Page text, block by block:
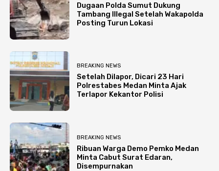
Dugaan Polda Sumut Dukung
Tambang Illegal Setelah Wakapolda
Posting Turun Lokasi
BREAKING NEWS
Setelah Dilapor, Dicari 23 Hari
Polrestabes Medan Minta Ajak
Terlapor Kekantor Polisi
BREAKING NEWS
Ribuan Warga Demo Pemko Medan
Minta Cabut Surat Edaran,
Disempurnakan